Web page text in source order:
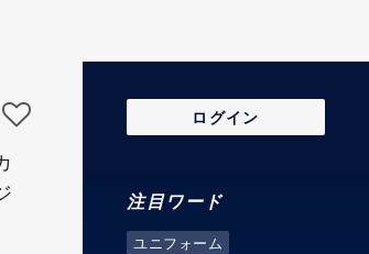
ログイン
注目ワード
ユニフォーム